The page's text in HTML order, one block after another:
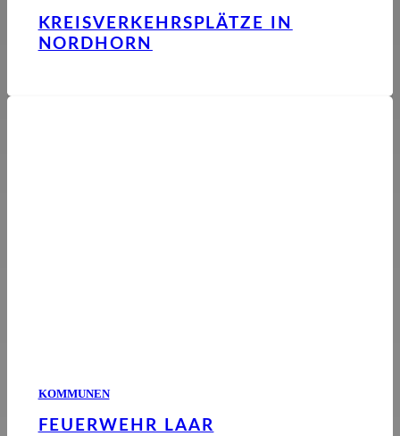
KREISVERKEHRSPLÄTZE IN
NORDHORN
KOMMUNEN
FEUERWEHR LAAR